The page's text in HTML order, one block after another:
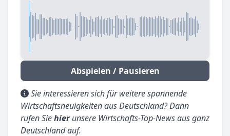
Abspielen / Pausieren
Sie interessieren sich für weitere spannende
Wirtschaftsneuigkeiten aus Deutschland? Dann
rufen Siehierunsere Wirtschafts-Top-News aus ganz
Deutschland auf.